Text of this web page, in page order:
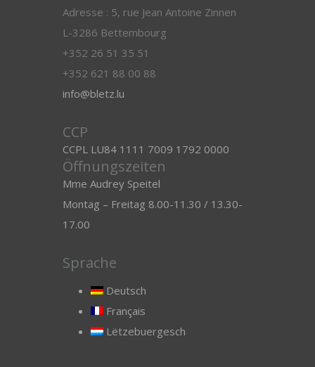
Adresse : 5, rue Jean Antoine Zinnen
L-3286 Bettembourg
+352 26 51 35 51
+352 621 88 00 88
info@bletz.lu
CCP
CCPL LU84 1111 7009 1792 0000
Öffnungszeiten
Mme Audrey Speitel
Montag – Freitag 8.00-11.30 / 13.30-
17.00
Sprache
Deutsch
Français
Lëtzebuergesch